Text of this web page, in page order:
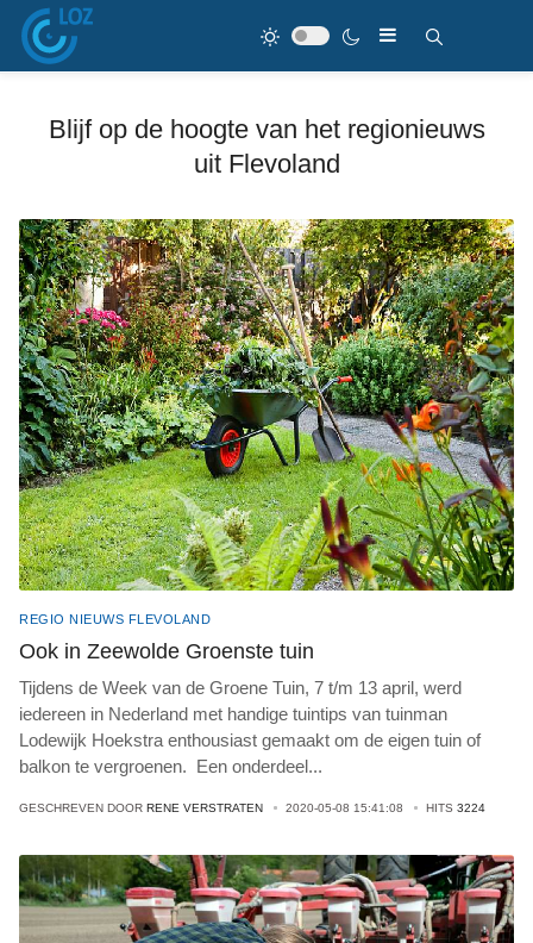
Blijf op de hoogte van het regionieuws
uit Flevoland
REGIO NIEUWS FLEVOLAND
Ook in Zeewolde Groenste tuin
Tijdens de Week van de Groene Tuin, 7 t/m 13 april, werd
iedereen in Nederland met handige tuintips van tuinman
Lodewijk Hoekstra enthousiast gemaakt om de eigen tuin of
balkon te vergroenen. Een onderdeel...
GESCHREVEN DOOR RENE VERSTRATEN 2020-05-08 15:41:08 HITS 3224